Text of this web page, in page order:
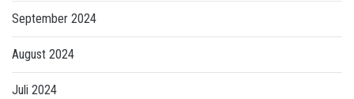
September 2024
August 2024
Juli 2024